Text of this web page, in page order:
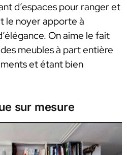
d’espaces pour ranger et
le noyer apporte à
On aime le fait
meubles à part entière
et étant bien
sur mesure